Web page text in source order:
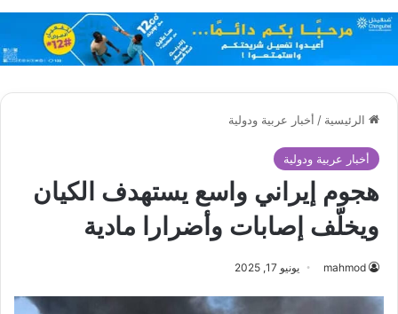
الرئيسية / أخبار عربية ودولية
أخبار عربية ودولية
هجوم إيراني واسع يستهدف الكيان
ويخلّف إصابات وأضرارا مادية
mahmod يونيو 17, 2025